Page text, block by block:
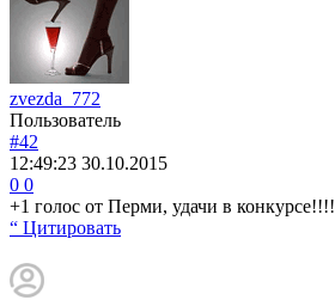
zvezda_772
Пользователь
#42
12:49:23 30.10.2015
0 0
+1 голос от Перми, удачи в конкурсе!!!!
“ Цитировать